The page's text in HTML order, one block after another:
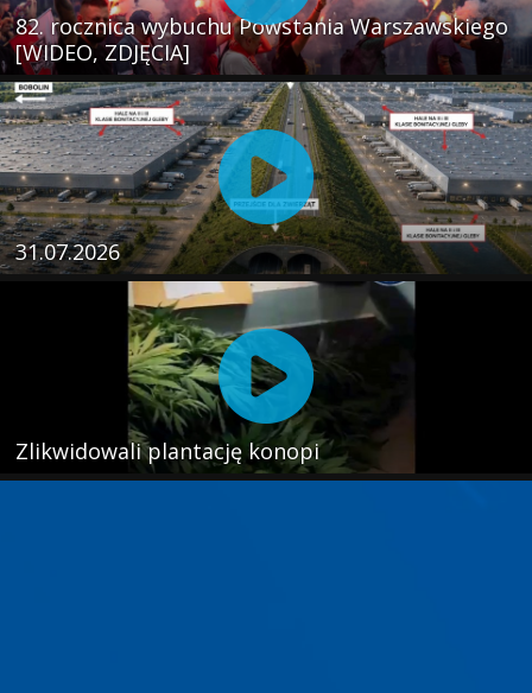
82. rocznica wybuchu Powstania Warszawskiego
[WIDEO, ZDJĘCIA]
31.07.2026
Zlikwidowali plantację konopi